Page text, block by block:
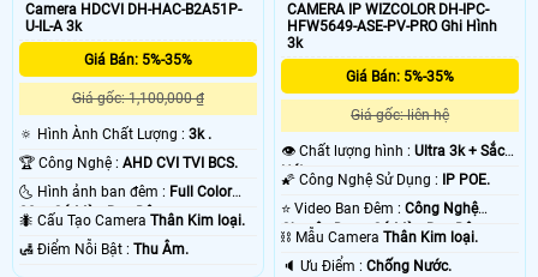
Camera HDCVI DH-HAC-B2A51P-
U-IL-A 3k
Giá Bán: 5%-35%
Giá gốc: 1,100,000 ₫
🔅 Hình Ành Chất Lượng : 3k .
🏆 Công Nghệ : AHD CVI TVI BCS.
🌜 Hình ảnh ban đêm : Full Color
20m Có Màu Ban Ðêm.
🐜 Cấu Tạo Camera Thân Kim loại.
️🛃 Điểm Nỗi Bật : Thu Âm.
CAMERA IP WIZCOLOR DH-IPC-
HFW5649-ASE-PV-PRO Ghi Hình
3k
Giá Bán: 5%-35%
Giá gốc: liên hệ
👁 Chất lượng hình :Ultra 3k + Sắc
Nét .
🌠 Công Nghệ Sử Dụng :
IP POE.
⭐ Video Ban Đêm :Công Nghệ
Chuyên Dụng Có Màu Ban Ðêm.
⛓ Mẫu CameraThân Kim loại.
️🔈 Ưu Điểm :Chống Nước.